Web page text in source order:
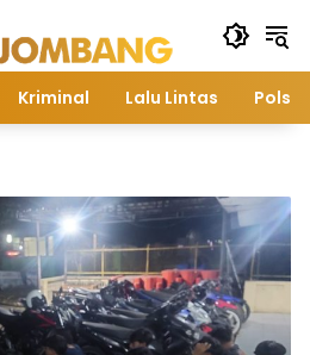
Kriminal Lalu Lintas